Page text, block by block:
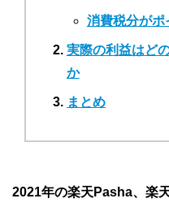
消費税分がポ
実際の利益はど
か
まとめ
2021年の楽天Pasha、楽